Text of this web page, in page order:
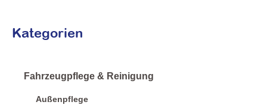
Kategorien
Fahrzeugpflege & Reinigung
Außenpflege